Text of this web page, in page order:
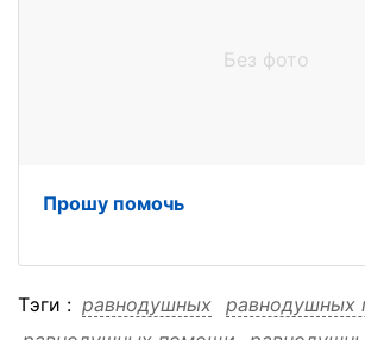
Без фото
Прошу помочь
Тэги : равнодушных равнодушных